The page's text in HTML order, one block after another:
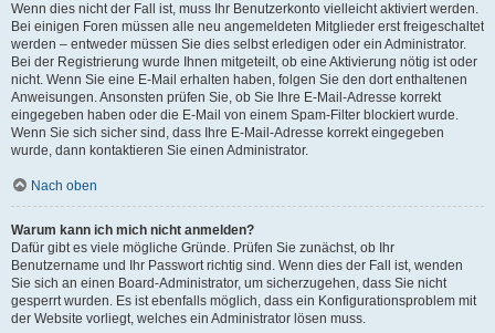
Wenn dies nicht der Fall ist, muss Ihr Benutzerkonto vielleicht aktiviert werden.
Bei einigen Foren müssen alle neu angemeldeten Mitglieder erst freigeschaltet
werden – entweder müssen Sie dies selbst erledigen oder ein Administrator.
Bei der Registrierung wurde Ihnen mitgeteilt, ob eine Aktivierung nötig ist oder
nicht. Wenn Sie eine E-Mail erhalten haben, folgen Sie den dort enthaltenen
Anweisungen. Ansonsten prüfen Sie, ob Sie Ihre E-Mail-Adresse korrekt
eingegeben haben oder die E-Mail von einem Spam-Filter blockiert wurde.
Wenn Sie sich sicher sind, dass Ihre E-Mail-Adresse korrekt eingegeben
wurde, dann kontaktieren Sie einen Administrator.
Nach oben
Warum kann ich mich nicht anmelden?
Dafür gibt es viele mögliche Gründe. Prüfen Sie zunächst, ob Ihr
Benutzername und Ihr Passwort richtig sind. Wenn dies der Fall ist, wenden
Sie sich an einen Board-Administrator, um sicherzugehen, dass Sie nicht
gesperrt wurden. Es ist ebenfalls möglich, dass ein Konfigurationsproblem mit
der Website vorliegt, welches ein Administrator lösen muss.